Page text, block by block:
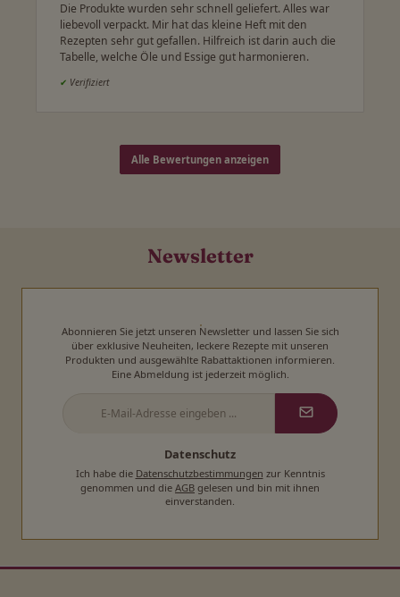
Die Produkte wurden sehr schnell geliefert. Alles war
liebevoll verpackt. Mir hat das kleine Heft mit den
Rezepten sehr gut gefallen. Hilfreich ist darin auch die
Tabelle, welche Öle und Essige gut harmonieren.
✔ Verifiziert
Alle Bewertungen anzeigen
Newsletter
Abonnieren Sie jetzt unseren Newsletter und lassen Sie sich
über exklusive Neuheiten, leckere Rezepte mit unseren
Produkten und ausgewählte Rabattaktionen informieren.
Eine Abmeldung ist jederzeit möglich.
Datenschutz
Ich habe die Datenschutzbestimmungen zur Kenntnis
genommen und die AGB gelesen und bin mit ihnen
einverstanden.